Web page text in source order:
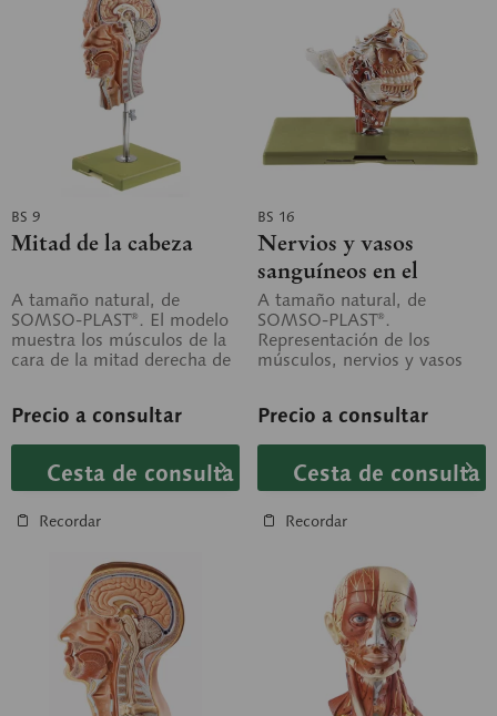
BS 9
Mitad de la cabeza
A tamaño natural, de
SOMSO-PLAST®. El modelo
muestra los músculos de la
cara de la mitad derecha de
Precio a consultar
Cesta de consulta
Recordar
BS 16
Nervios y vasos
sanguíneos en el
viscerocráneo
A tamaño natural, de
SOMSO-PLAST®.
Representación de los
músculos, nervios y vasos
Precio a consultar
Cesta de consulta
Recordar